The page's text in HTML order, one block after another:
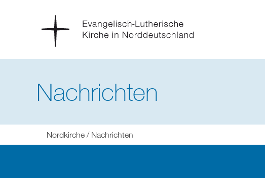
Nachrichten
befinden
Nordkirche Nachrichten